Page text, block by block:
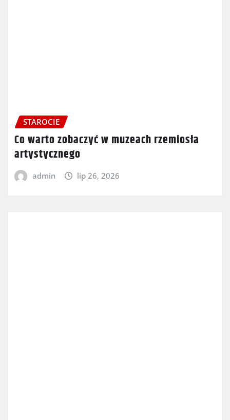
STAROCIE
Co warto zobaczyć w muzeach rzemiosła
artystycznego
admin lip 26, 2026